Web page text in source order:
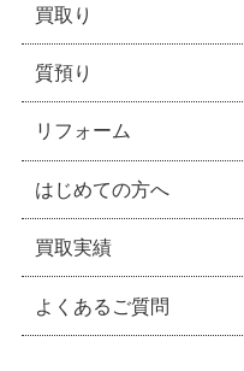
買取り
質預り
リフォーム
はじめての方へ
買取実績
よくあるご質問